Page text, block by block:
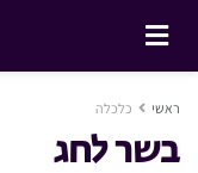
ראשי כלכלה
בשר לחג